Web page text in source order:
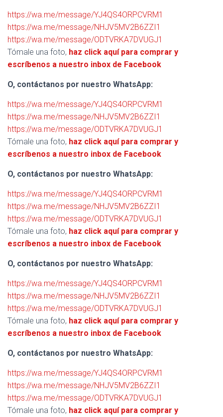
https://wa.me/message/YJ4QS4ORPCVRM1
https://wa.me/message/NHJV5MV2B6ZZI1
https://wa.me/message/ODTVRKA7DVUGJ1
Tómale una foto, haz click aquí para comprar y
escríbenos a nuestro inbox de Facebook
O, contáctanos por nuestro WhatsApp:
https://wa.me/message/YJ4QS4ORPCVRM1
https://wa.me/message/NHJV5MV2B6ZZI1
https://wa.me/message/ODTVRKA7DVUGJ1
Tómale una foto, haz click aquí para comprar y
escríbenos a nuestro inbox de Facebook
O, contáctanos por nuestro WhatsApp:
https://wa.me/message/YJ4QS4ORPCVRM1
https://wa.me/message/NHJV5MV2B6ZZI1
https://wa.me/message/ODTVRKA7DVUGJ1
Tómale una foto, haz click aquí para comprar y
escríbenos a nuestro inbox de Facebook
O, contáctanos por nuestro WhatsApp:
https://wa.me/message/YJ4QS4ORPCVRM1
https://wa.me/message/NHJV5MV2B6ZZI1
https://wa.me/message/ODTVRKA7DVUGJ1
Tómale una foto, haz click aquí para comprar y
escríbenos a nuestro inbox de Facebook
O, contáctanos por nuestro WhatsApp:
https://wa.me/message/YJ4QS4ORPCVRM1
https://wa.me/message/NHJV5MV2B6ZZI1
https://wa.me/message/ODTVRKA7DVUGJ1
Tómale una foto, haz click aquí para comprar y